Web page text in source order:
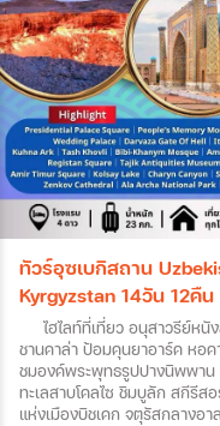
ทัวร์อุซเบกิสถาน
Kyrgyzstan 14วัน 12คืน
ไฮไลท์ที่เที่ยว อนุสาวรีย์ห
ชานคาล่า ป้อมคุนยาอาร์ค หอค
ชมองค์พระพุทธรูปปางนิพพาน
ทะเลสาบโคลไซ ชิมบูลัก สกีรี
แห่งเมืองบิชเคก จตุรัสกลางอ